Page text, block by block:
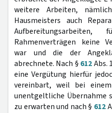
weitere Arbeiten,
Hausmeisters auch
Rahmenverträgen keine
war und die der
abrechnete. Nach § 612Abs.
eine Vergütung hierfür
vereinbart, weil bei
unentgeltliche Übernahme
zu erwarten und nach § 612